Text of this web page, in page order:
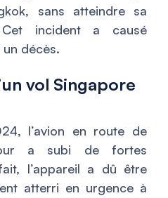
sans atteindre sa
Cet incident a causé
décès.
vol Singapore
l’avion en route de
a subi de fortes
l’appareil a dû être
atterri en urgence à